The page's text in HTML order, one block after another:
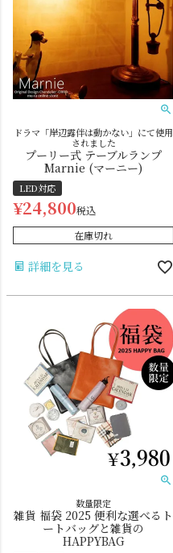
ドラマ「岸辺露伴は動かない」にて使用
されました
プーリー式 テーブルランプ
Marnie (マーニー)
LED対応
¥24,800税込
在庫切れ
詳細を見る
数量限定
雑貨 福袋 2025 便利な選べるト
ートバッグと雑貨の
HAPPYBAG